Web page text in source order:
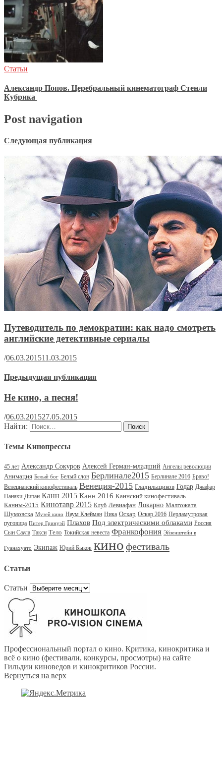
Статьи
Александр Попов. Церебральный кинематограф Стенли
Кубрика
Post navigation
Следующая публикация
Путеводитель по демократии: как надо смотреть
английские детективные сериалы
/06.03.201511.03.2015
Предыдущая публикация
Не кино, а песня!
/06.03.201527.05.2015
Найти:
Темы Кинопрессы
45 лет Александр Сокуров Алексей Герман-младший Ангелы революции
Анимация Белый бог Белый слон Берлинале2015 Берлинале 2016 Браво!
Венецианский кинофестиваль Венеция-2015 Гладильщиков Годар Джафар
Панахи Дипан Канн 2015 Канн 2016 Каннский кинофестиваль
Канны-2015 Кинотавр 2015 Клуб Левиафан Локарно Малгожата
Шумовска Музей кино Наум Клейман Ника Оскар Оскар 2016 Перламутровая
пуговица Питер Гринуэй Плахов Под электрическими облаками Россия
Сын Саула Такси Тело Токийская невеста Франкофония Эйзенштейн в
Гуанахуато Экипаж Юрий Быков кино фестиваль
Статьи
Статьи
Профессиональный портал о кино. Критика, кинокритика и
всё о кино (фестивали, конкурсы, просмотры) на сайте
Гильдии киноведов и кинокритиков России.
Вернуться на верх